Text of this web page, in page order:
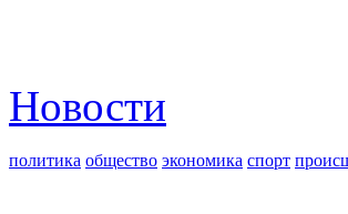
Новости
политика общество экономика спорт